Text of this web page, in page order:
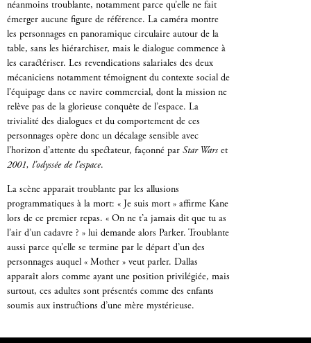
néanmoins troublante, notamment parce qu’elle ne fait
émerger aucune figure de référence. La caméra montre
les personnages en panoramique circulaire autour de la
table, sans les hiérarchiser, mais le dialogue commence à
les caractériser. Les revendications salariales des deux
mécaniciens notamment témoignent du contexte social de
l’équipage dans ce navire commercial, dont la mission ne
relève pas de la glorieuse conquête de l’espace. La
trivialité des dialogues et du comportement de ces
personnages opère donc un décalage sensible avec
l’horizon d’attente du spectateur, façonné par Star Wars et
2001, l’odyssée de l’espace.
La scène apparait troublante par les allusions
programmatiques à la mort: « Je suis mort » affirme Kane
lors de ce premier repas. « On ne t’a jamais dit que tu as
l’air d’un cadavre ? » lui demande alors Parker. Troublante
aussi parce qu’elle se termine par le départ d’un des
personnages auquel « Mother » veut parler. Dallas
apparaît alors comme ayant une position privilégiée, mais
surtout, ces adultes sont présentés comme des enfants
soumis aux instructions d’une mère mystérieuse.